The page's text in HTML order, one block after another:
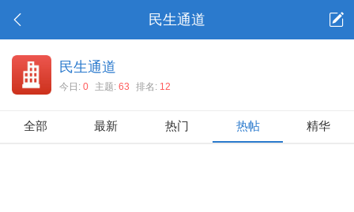
民生通道
民生通道
今日: 0 主题: 63 排名: 12
全部 最新 热门 热帖 精华